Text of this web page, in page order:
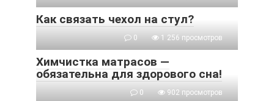
Как связать чехол на стул?
0 1 256 просмотров
Химчистка матрасов —
обязательна для здорового сна!
0 902 просмотров